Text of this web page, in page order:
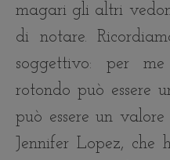
magari gli altri
di notare.
soggettivo: per
rotondo può essere
può essere un
Jennifer Lopez,